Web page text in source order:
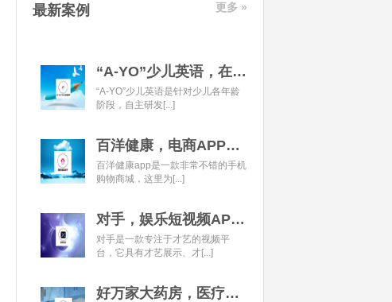
最新案例 更多 »
“A-YO”少儿英语，在线语言学习平台开发经典案例
“A-YO”少儿英语是针对少儿各年龄
阶段，自主研发[...]
百洋健康，电商APP开发经典案例
百洋健康app是一款非常不错的手机
购物商城，这里为[...]
对手，娱乐短视频APP开发经典案例
对手是一款专注于才艺的视频平
台，它具有才艺展示、才[...]
好万家大药房，医疗健康APP开发经典案例